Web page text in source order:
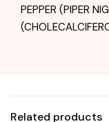
PEPPER (PIPER
Related products